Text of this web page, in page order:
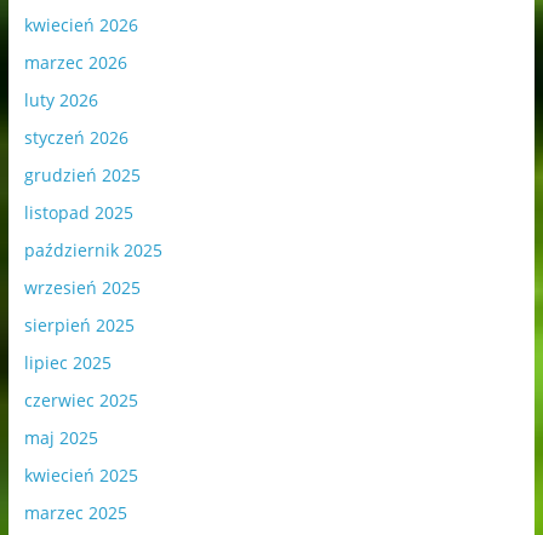
kwiecień 2026
marzec 2026
luty 2026
styczeń 2026
grudzień 2025
listopad 2025
październik 2025
wrzesień 2025
sierpień 2025
lipiec 2025
czerwiec 2025
maj 2025
kwiecień 2025
marzec 2025